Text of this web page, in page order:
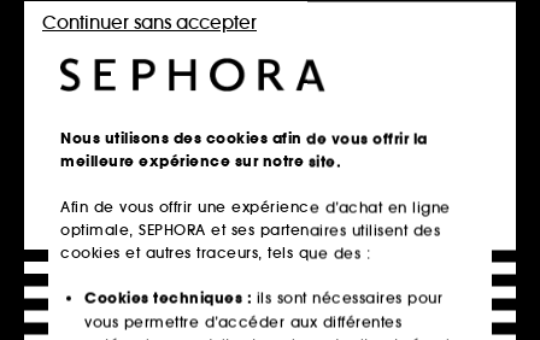
En savoir plus
Livraison standard offerte
à domicile dès 60€ en France
métropolitaine et Monaco
Explorer l'offre
Paiements sécurisés
En savoir plus
Nous utilisons des cookies afin de vous offrir la
meilleure expérience sur notre site.
Afin de vous offrir une expérience d’achat en ligne
optimale, SEPHORA et ses partenaires utilisent des
cookies et autres traceurs, tels que des :
Cookies techniques : ils sont nécessaires pour
vous permettre d’accéder aux différentes
Continuer sans accepter